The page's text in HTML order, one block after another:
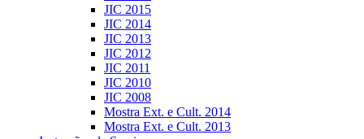
JIC 2015
JIC 2014
JIC 2013
JIC 2012
JIC 2011
JIC 2010
JIC 2008
Mostra Ext. e Cult. 2014
Mostra Ext. e Cult. 2013